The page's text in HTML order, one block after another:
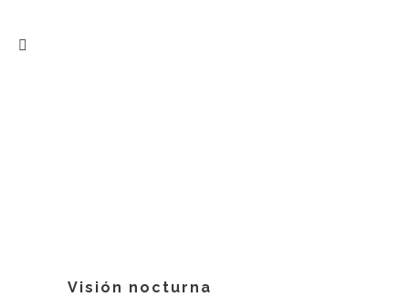
Visión nocturna